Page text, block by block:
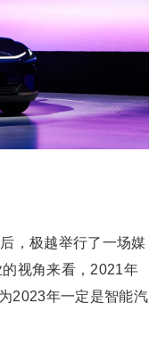
，极越举行了一场媒
视角来看，2021年
2023年一定是智能汽